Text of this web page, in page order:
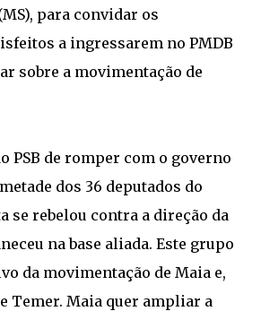
para convidar os
a ingressarem no PMDB
sobre a movimentação de
PSB de romper com o governo
dos 36 deputados do
se rebelou contra a direção da
na base aliada. Este grupo
da movimentação de Maia e,
Temer. Maia quer ampliar a